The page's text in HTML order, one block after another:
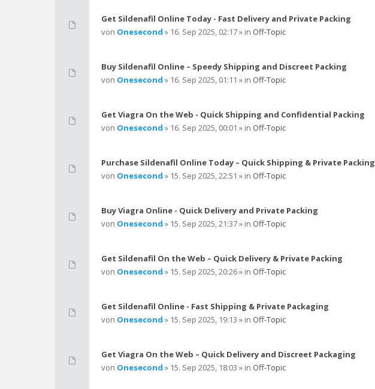
Get Sildenafil Online Today - Fast Delivery and Private Packing
von Onesecond » 16. Sep 2025, 02:17 » in Off-Topic
Buy Sildenafil Online – Speedy Shipping and Discreet Packing
von Onesecond » 16. Sep 2025, 01:11 » in Off-Topic
Get Viagra On the Web - Quick Shipping and Confidential Packing
von Onesecond » 16. Sep 2025, 00:01 » in Off-Topic
Purchase Sildenafil Online Today – Quick Shipping & Private Packing
von Onesecond » 15. Sep 2025, 22:51 » in Off-Topic
Buy Viagra Online - Quick Delivery and Private Packing
von Onesecond » 15. Sep 2025, 21:37 » in Off-Topic
Get Sildenafil On the Web – Quick Delivery & Private Packing
von Onesecond » 15. Sep 2025, 20:26 » in Off-Topic
Get Sildenafil Online - Fast Shipping & Private Packaging
von Onesecond » 15. Sep 2025, 19:13 » in Off-Topic
Get Viagra On the Web – Quick Delivery and Discreet Packaging
von Onesecond » 15. Sep 2025, 18:03 » in Off-Topic